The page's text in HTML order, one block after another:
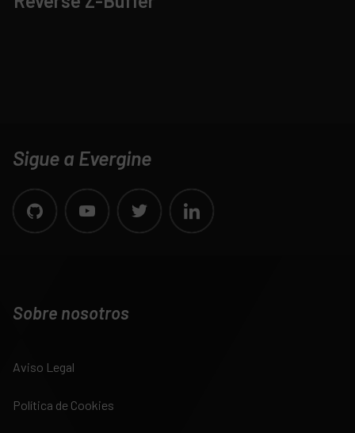
Sigue a Evergine
Sobre nosotros
Aviso Legal
Política de Cookies